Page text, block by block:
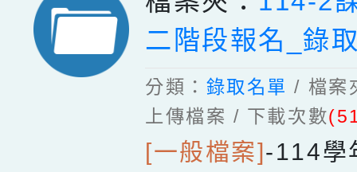
二階段報名_錄
分類： 錄取名單 / 檔案
上傳檔案 / 下載次數
[一般檔案]-114學